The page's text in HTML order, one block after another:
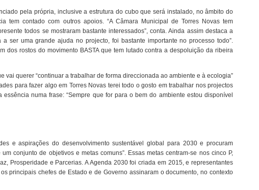
pela própria, inclusive a estrutura do cubo que será instalado, no âmbito do
tem contado com outros apoios. “A Câmara Municipal de Torres Novas tem
todos se mostraram bastante interessados”, conta. Ainda assim destaca a
ser uma grande ajuda no projecto, foi bastante importante no processo todo”.
dos rostos do movimento BASTA que tem lutado contra a despoluição da ribeira
vai querer “continuar a trabalhar de forma direccionada ao ambiente e à ecologia”
para fazer algo em Torres Novas terei todo o gosto em trabalhar nos projectos
essência numa frase: “Sempre que for para o bem do ambiente estou disponível
e aspirações do desenvolvimento sustentável global para 2030 e procuram
conjunto de objetivos e metas comuns”. Essas metas centram-se nos cinco P,
Prosperidade e Parcerias. A Agenda 2030 foi criada em 2015, e representantes
principais chefes de Estado e de Governo assinaram o documento, no contexto